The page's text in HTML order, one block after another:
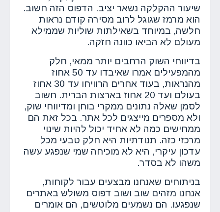
שיעור ההקלקה נשאר יציב. הדפוס הזה חשוב.
הוא מרמז שגוגל לרוב מסירה קודם נראות
חלשה, במיוחד בשאילתות שוליות שממילא
מעולם לא הביאו כוונה חזקה.
בדיווחי השוק הרחבים יותר ממאי, חלק
מהמפעילים אמרו שאיבדו עד 50 אחוז
מהנראות, בעוד אחרים הרוויחו עד 30 אחוז
בעולם ועד 20 אחוז בארצות הברית. חשוב
לסמן שאלה נתונים ממקרי בוחן ומדיווחי שוק,
ולא מספרים מייצגים לכל אתר. בכל זאת הם
ממחישים כמה לא אחיד יכול להיות שינוי
מרכזי כזה. תנודתיות היא חלק טבעי מכל
עדכון עיקרי, היא לא מוכיחה שמי שנפגע עשה
משהו לא בסדר.
בניתוחים שאנחנו מבצעים עבור לקוחות,
אנחנו מזהים שוב ושוב דפוס משולש באתרים
שנפגעו. הם נשמעים מלוטשים, הם אומרים